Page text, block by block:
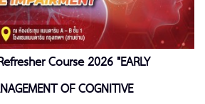
Course 2026 "EARLY
OF COGNITIVE